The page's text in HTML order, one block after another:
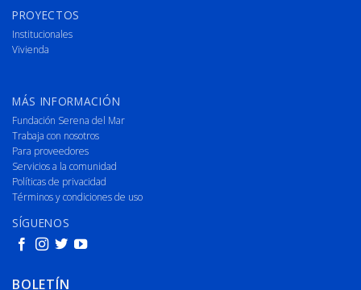
PROYECTOS
Institucionales
Vivienda
MÁS INFORMACIÓN
Fundación Serena del Mar
Trabaja con nosotros
Para proveedores
Servicios a la comunidad
Políticas de privacidad
Términos y condiciones de uso
SÍGUENOS
BOLETÍN